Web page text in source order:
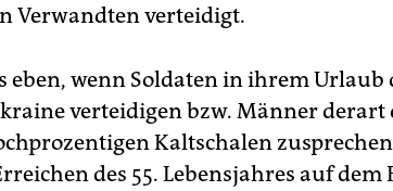
Verwandten verteidigt.
eben, wenn Soldaten in ihrem Urlaub
verteidigen bzw. Männer derart
Kaltschalen
des 55. Lebensjahres auf dem